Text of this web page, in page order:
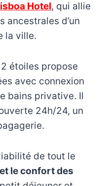
Hotel, qui allie
ancestrales d’un
la ville.
étoiles propose
avec connexion
bains privative. Il
24h/24, un
de tout le
le confort des